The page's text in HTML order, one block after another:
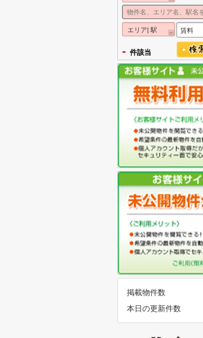
エリア| 駅 賃料
- 件該当
掲載物件数
本日の更新件数